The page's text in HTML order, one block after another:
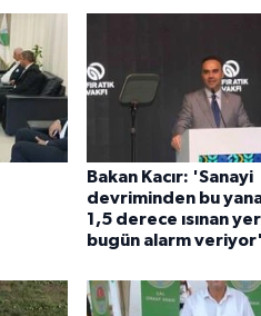
Bakan Kacır: 'Sanayi
devriminden bu
1,5 derece ısınan
bugün alarm veriyor'